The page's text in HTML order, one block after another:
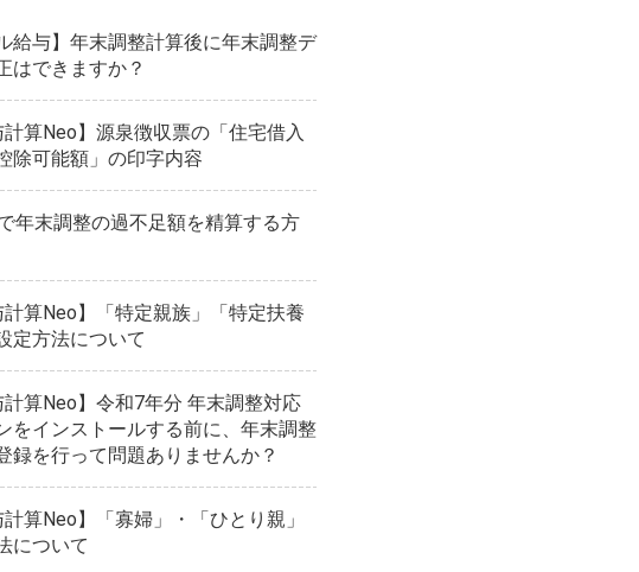
給与】年末調整計算後に年末調整デ
はできますか？
計算Neo】源泉徴収票の「住宅借入
除可能額」の印字内容
年末調整の過不足額を精算する方
計算Neo】「特定親族」「特定扶養
定方法について
計算Neo】令和7年分 年末調整対応
をインストールする前に、年末調整
録を行って問題ありませんか？
計算Neo】「寡婦」・「ひとり親」
について